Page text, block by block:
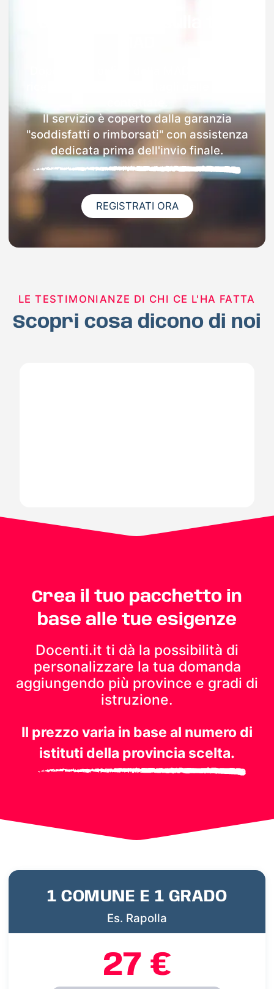
Il servizio è coperto dalla garanzia
"soddisfatti o rimborsati" con assistenza
dedicata prima dell'invio finale.
REGISTRATI ORA
LE TESTIMONIANZE DI CHI CE L'HA FATTA
Scopri cosa dicono di noi
Crea il tuo pacchetto in
base alle tue esigenze
Docenti.it ti dà la possibilità di
personalizzare la tua domanda
aggiungendo più province e gradi di
istruzione.
Il prezzo varia in base al numero di
istituti della provincia scelta.
1 COMUNE E 1 GRADO
Es. Rapolla
27 €